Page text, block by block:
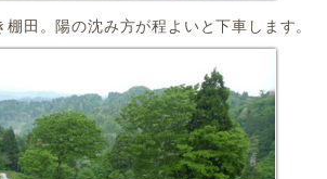
田。陽の沈み方が程よいと下車します。